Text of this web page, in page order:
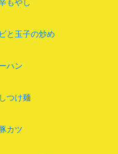
もやし
と玉子の炒め
ハン
つけ麺
カツ